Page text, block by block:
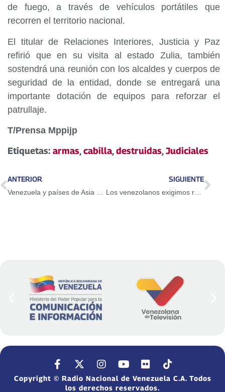
de fuego, a través de vehículos portátiles que
recorren el territorio nacional.
El titular de Relaciones Interiores, Justicia y Paz
refirió que en su visita al estado Zulia, también
sostendrá una reunión con los alcaldes y cuerpos de
seguridad de la entidad, donde se entregará una
importante dotación de equipos para reforzar el
patrullaje.
T/Prensa Mppijp
Etiquetas: armas,cabilla,destruidas,Judiciales
ANTERIOR
Venezuela y países de Asia exploran integración económica y comercial
SIGUIENTE
Los venezolanos exigimos respeto a nuestra soberanía y a nuestra independencia
Copyright © Radio Nacional de Venezuela C.A. Todos
los derechos reservados.